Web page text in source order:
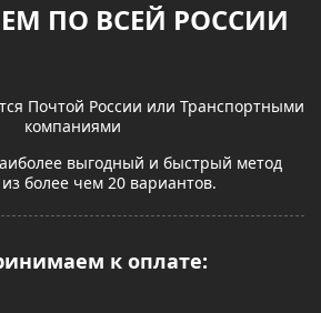
ПО ВСЕЙ РОССИИ
Почтой России или Транспортными
компаниями
выгодный и быстрый метод
из более чем 20 вариантов.
к оплате: